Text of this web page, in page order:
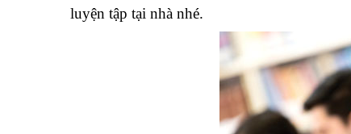
luyện tập tại nhà nhé.